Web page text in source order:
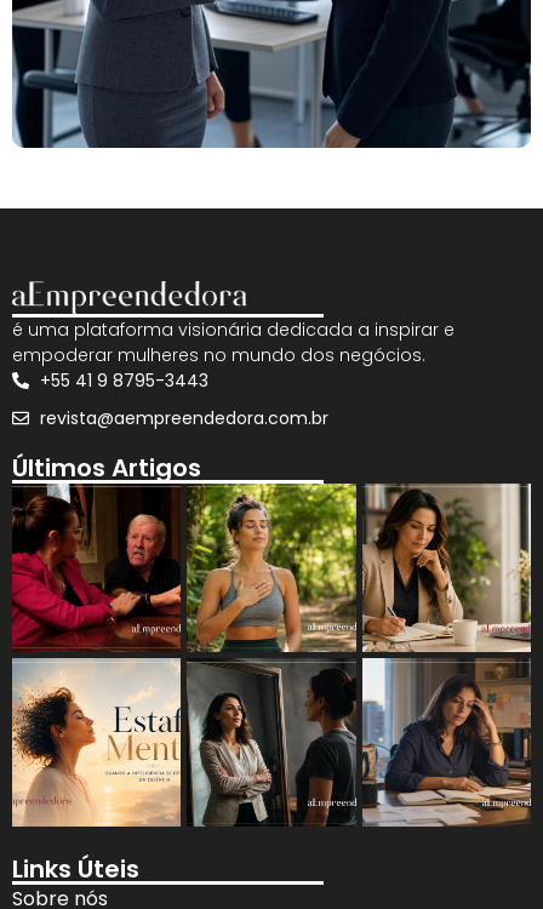
é uma plataforma visionária dedicada a inspirar e
empoderar mulheres no mundo dos negócios.
+55 41 9 8795-3443
revista@aempreendedora.com.br
Últimos Artigos
Links Úteis
Sobre nós